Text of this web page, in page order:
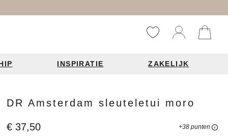
INSPIRATIE ZAKELIJK
Reistassen Accessoires Fashion items
DR Amsterdam sleuteletui moro
€ 37,50 +38 punten